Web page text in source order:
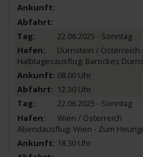
22.06.2025 - Sonntag
Dürnstein / Österreich
Halbtagesausflug: Barockes
08.00 Uhr
12.30 Uhr
22.06.2025 - Sonntag
Wien / Österreich
Abendausflug: Wien - Zum
18.30 Uhr